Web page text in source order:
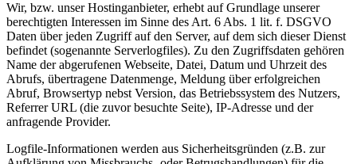
Wir, bzw. unser Hostinganbieter, erhebt auf Grundlage unserer
berechtigten Interessen im Sinne des Art. 6 Abs. 1 lit. f. DSGVO
Daten über jeden Zugriff auf den Server, auf dem sich dieser Dienst
befindet (sogenannte Serverlogfiles). Zu den Zugriffsdaten gehören
Name der abgerufenen Webseite, Datei, Datum und Uhrzeit des
Abrufs, übertragene Datenmenge, Meldung über erfolgreichen
Abruf, Browsertyp nebst Version, das Betriebssystem des Nutzers,
Referrer URL (die zuvor besuchte Seite), IP-Adresse und der
anfragende Provider.
Logfile-Informationen werden aus Sicherheitsgründen (z.B. zur